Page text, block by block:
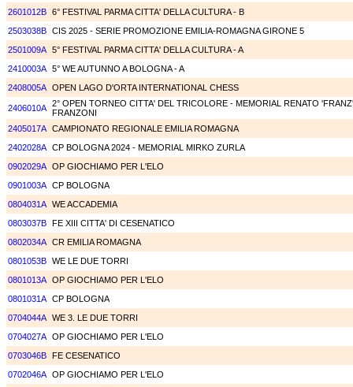
2601012B 6° FESTIVAL PARMA CITTA' DELLA CULTURA - B
2503038B CIS 2025 - SERIE PROMOZIONE EMILIA-ROMAGNA GIRONE 5
2501009A 5° FESTIVAL PARMA CITTA' DELLA CULTURA - A
2410003A 5° WE AUTUNNO A BOLOGNA - A
2408005A OPEN LAGO D'ORTA INTERNATIONAL CHESS
2406010A 2° OPEN TORNEO CITTA' DEL TRICOLORE - MEMORIAL RENATO 'FRANZ'
FRANZONI
2405017A CAMPIONATO REGIONALE EMILIA ROMAGNA
2402028A CP BOLOGNA 2024 - MEMORIAL MIRKO ZURLA
0902029A OP GIOCHIAMO PER L'ELO
0901003A CP BOLOGNA
0804031A WE ACCADEMIA
0803037B FE XIII CITTA' DI CESENATICO
0802034A CR EMILIA ROMAGNA
0801053B WE LE DUE TORRI
0801013A OP GIOCHIAMO PER L'ELO
0801031A CP BOLOGNA
0704044A WE 3. LE DUE TORRI
0704027A OP GIOCHIAMO PER L'ELO
0703046B FE CESENATICO
0702046A OP GIOCHIAMO PER L'ELO